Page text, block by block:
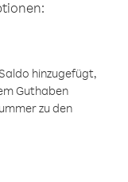
hinzugefügt,
Guthaben
zu den